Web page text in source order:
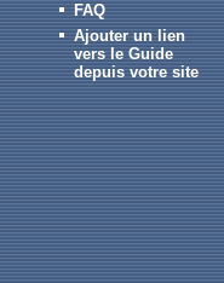
FAQ
Ajouter un lien
vers le Guide
depuis votre site